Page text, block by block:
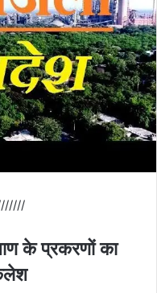
के प्रकरणों का